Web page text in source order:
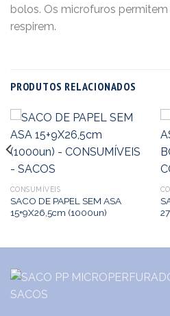
bolos. Os microfuros
respirem.
PRODUTOS RELACIONADOS
CONSUMÍVEIS
SACO DE PAPEL SEM ASA
15+9X26,5cm (1000un)